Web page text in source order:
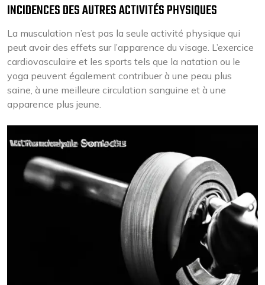
INCIDENCES DES AUTRES ACTIVITÉS PHYSIQUES
La musculation n’est pas la seule activité physique qui
peut avoir des effets sur l’apparence du visage. L’exercice
cardiovasculaire et les sports tels que la natation ou le
yoga peuvent également contribuer à une peau plus
saine, à une meilleure circulation sanguine et à une
apparence plus jeune.